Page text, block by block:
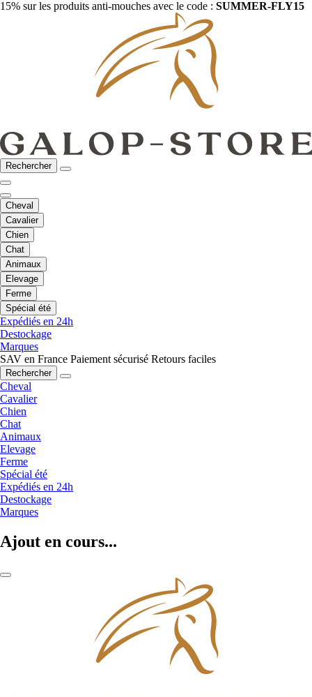
15% sur les produits anti-mouches avec le code : SUMMER-FLY15
Rechercher
Cheval
Cavalier
Chien
Chat
Animaux
Elevage
Ferme
Spécial été
Expédiés en 24h
Destockage
Marques
SAV en France Paiement sécurisé Retours faciles
Rechercher
Cheval
Cavalier
Chien
Chat
Animaux
Elevage
Ferme
Spécial été
Expédiés en 24h
Destockage
Marques
Ajout en cours...